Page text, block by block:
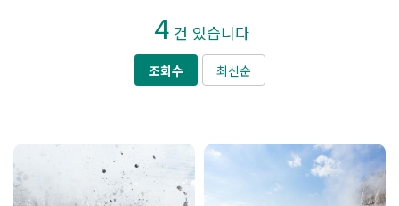
4 건 있습니다
조회수 최신순